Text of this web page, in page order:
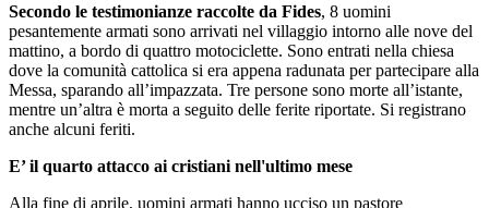
Secondo le testimonianze raccolte da Fides, 8 uomini
pesantemente armati sono arrivati nel villaggio intorno alle nove del
mattino, a bordo di quattro motociclette. Sono entrati nella chiesa
dove la comunità cattolica si era appena radunata per partecipare alla
Messa, sparando all’impazzata. Tre persone sono morte all’istante,
mentre un’altra è morta a seguito delle ferite riportate. Si registrano
anche alcuni feriti.
E’ il quarto attacco ai cristiani nell'ultimo mese
Alla fine di aprile, uomini armati hanno ucciso un pastore